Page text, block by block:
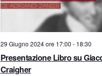
29 Giugno 2024 ore 17:00 - 18:30
Presentazione Libro su
Craigher